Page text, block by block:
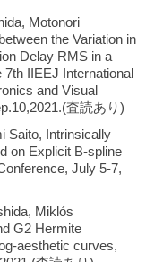
Motonori
the Variation in
Delay RMS in a
IIEEJ International
and Visual
査読あり)
Saito, Intrinsically
on Explicit B-spline
July 5-7,
Miklós
G2 Hermite
aesthetic curves,